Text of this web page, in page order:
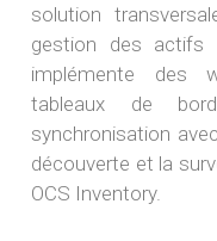
solution
gestion des actifs
implémente des
tableaux de
synchronisation
découverte et la
OCS Inventory.